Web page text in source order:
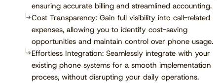
ensuring accurate billing and streamlined accounting.
Cost Transparency: Gain full visibility into call-related
expenses, allowing you to identify cost-saving
opportunities and maintain control over phone usage.
Effortless Integration: Seamlessly integrate with your
existing phone systems for a smooth implementation
process, without disrupting your daily operations.